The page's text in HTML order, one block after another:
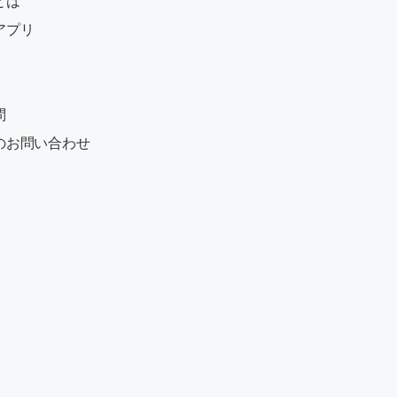
プリ
お問い合わせ